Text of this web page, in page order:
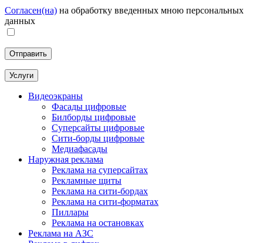
Согласен(на) на обработку введенных мною персональных
данных
Услуги
Видеоэкраны
Фасады цифровые
Билборды цифровые
Суперсайты цифровые
Сити-борды цифровые
Медиафасады
Наружная реклама
Реклама на суперсайтах
Рекламные щиты
Реклама на сити-бордах
Реклама на сити-форматах
Пиллары
Реклама на остановках
Реклама на АЗС